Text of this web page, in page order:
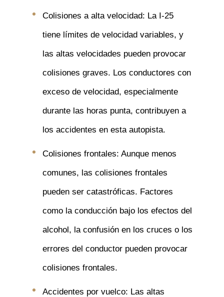
Colisiones a alta velocidad: La I-25
tiene límites de velocidad variables, y
las altas velocidades pueden provocar
colisiones graves. Los conductores con
exceso de velocidad, especialmente
durante las horas punta, contribuyen a
los accidentes en esta autopista.
Colisiones frontales: Aunque menos
comunes, las colisiones frontales
pueden ser catastróficas. Factores
como la conducción bajo los efectos del
alcohol, la confusión en los cruces o los
errores del conductor pueden provocar
colisiones frontales.
Accidentes por vuelco: Las altas